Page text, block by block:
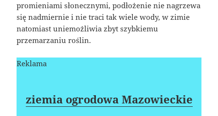
promieniami słonecznymi, podłożenie nie nagrzewa
się nadmiernie i nie traci tak wiele wody, w zimie
natomiast uniemożliwia zbyt szybkiemu
przemarzaniu roślin.
Reklama
ziemia ogrodowa Mazowieckie